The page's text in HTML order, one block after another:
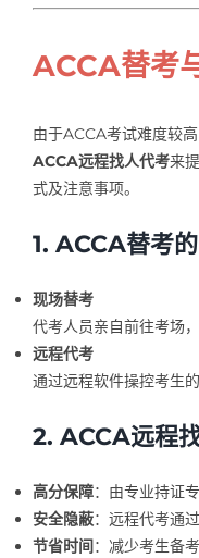
ACCA替考
由于ACCA考试难度较
ACCA远程找人代考来
式及注意事项。
1. ACCA替考
现场替考
代考人员亲自前往考场
远程代考
通过远程软件操控考生
2. ACCA远程
高分保障：由专业持证
安全隐蔽：远程代考通
节省时间：减少考生备